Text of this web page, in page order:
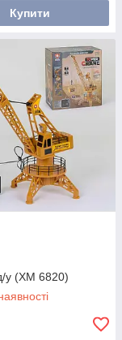
Купити
у (ХМ 6820)